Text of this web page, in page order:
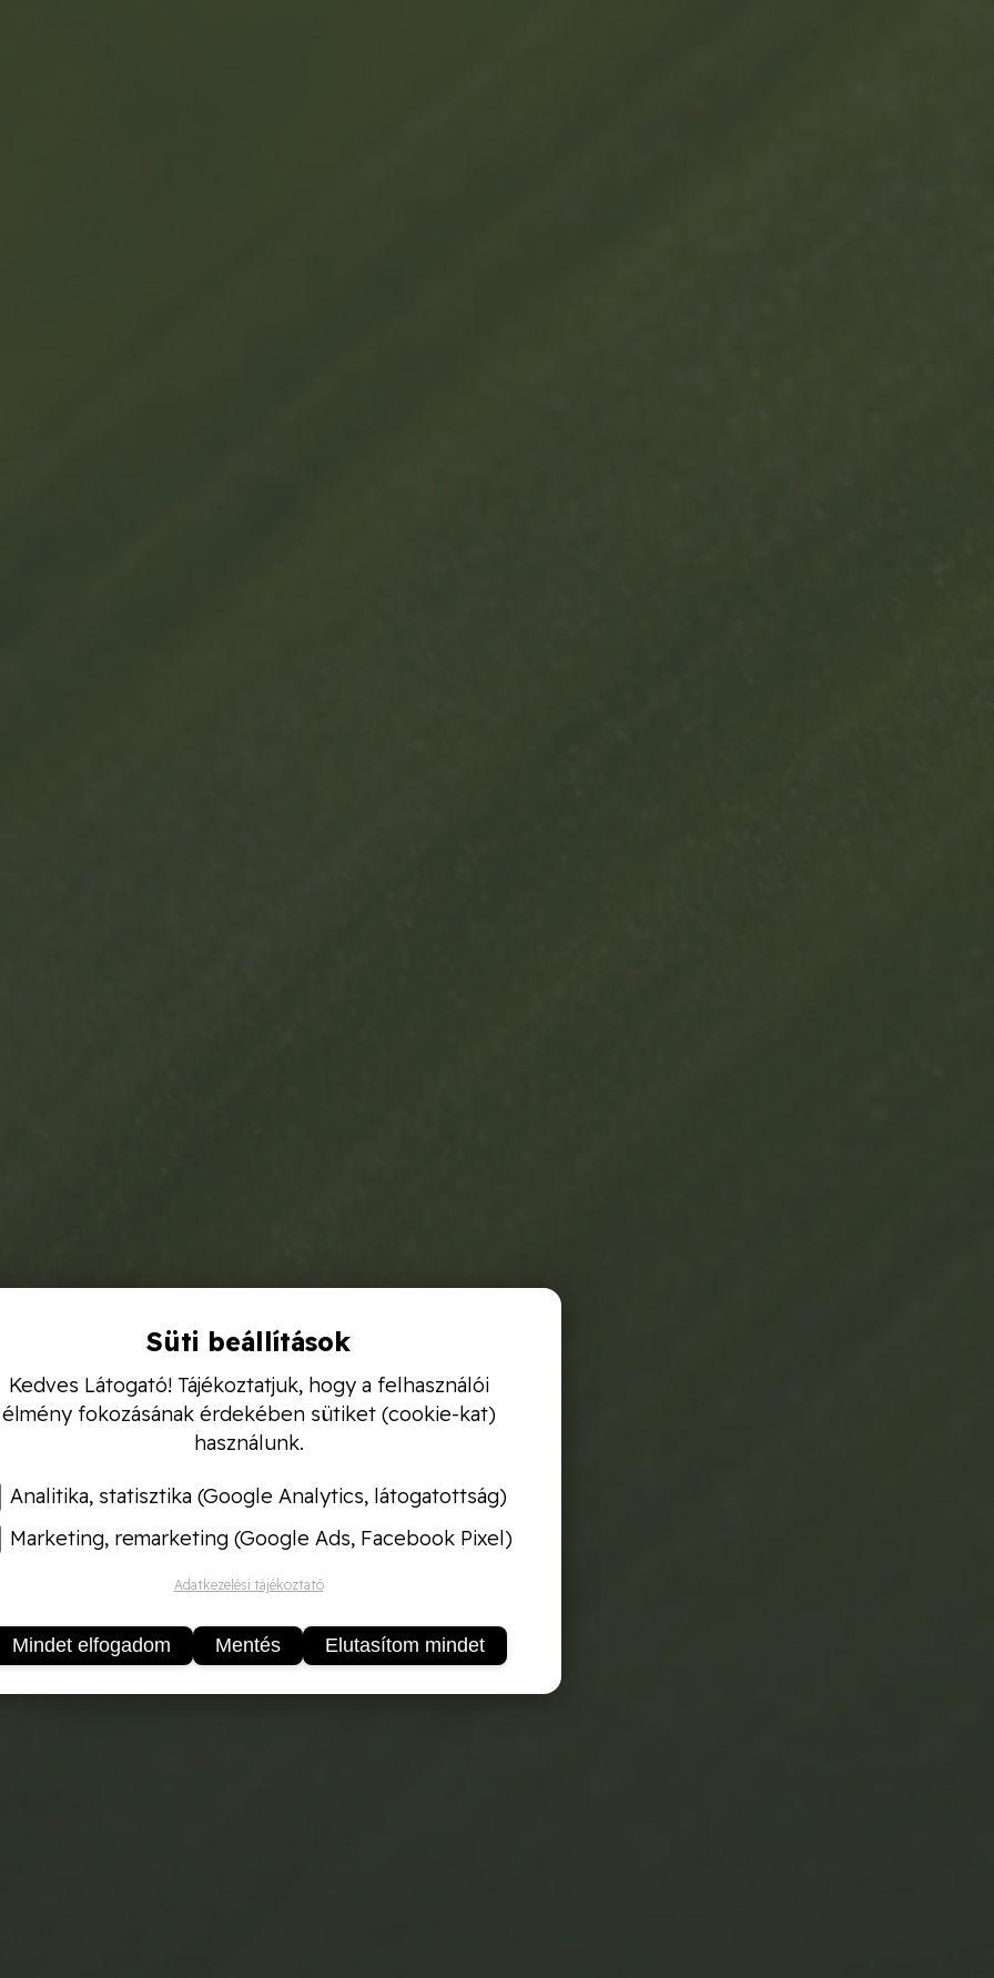
Süti beállítások
Kedves Látogató! Tájékoztatjuk, hogy a felhasználói
élmény fokozásának érdekében sütiket (cookie-kat)
használunk.
Analitika, statisztika (Google Analytics, látogatottság)
Marketing, remarketing (Google Ads, Facebook Pixel)
Adatkezelési tájékoztató
Mindet elfogadom Mentés Elutasítom mindet